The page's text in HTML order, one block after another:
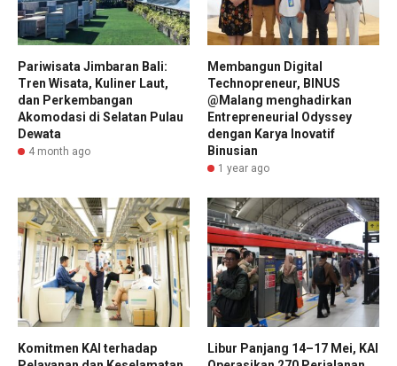
Pariwisata Jimbaran Bali:
Tren Wisata, Kuliner Laut,
dan Perkembangan
Akomodasi di Selatan Pulau
Dewata
4 month ago
Membangun Digital
Technopreneur, BINUS
@Malang menghadirkan
Entrepreneurial Odyssey
dengan Karya Inovatif
Binusian
1 year ago
Komitmen KAI terhadap
Libur Panjang 14–17 Mei, KAI